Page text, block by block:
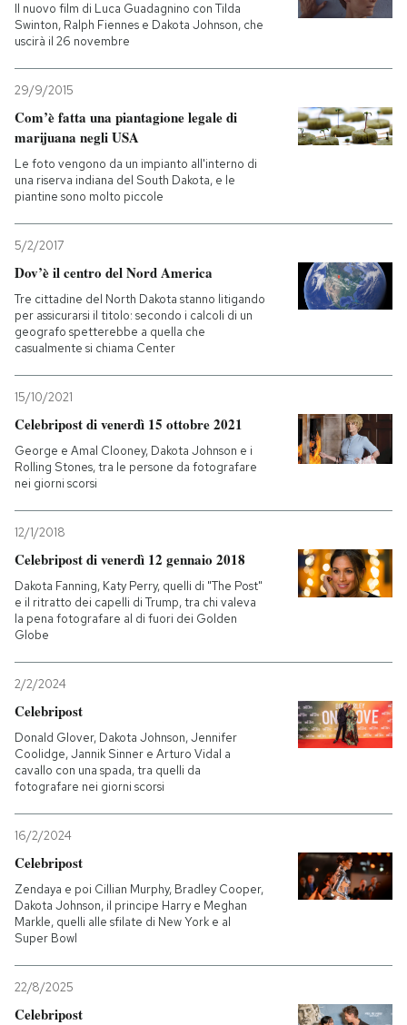
Il nuovo film di Luca Guadagnino con Tilda
Swinton, Ralph Fiennes e Dakota Johnson, che
uscirà il 26 novembre
29/9/2015
Com’è fatta una piantagione legale di
marijuana negli USA
Le foto vengono da un impianto all'interno di
una riserva indiana del South Dakota, e le
piantine sono molto piccole
5/2/2017
Dov’è il centro del Nord America
Tre cittadine del North Dakota stanno litigando
per assicurarsi il titolo: secondo i calcoli di un
geografo spetterebbe a quella che
casualmente si chiama Center
15/10/2021
Celebripost di venerdì 15 ottobre 2021
George e Amal Clooney, Dakota Johnson e i
Rolling Stones, tra le persone da fotografare
nei giorni scorsi
12/1/2018
Celebripost di venerdì 12 gennaio 2018
Dakota Fanning, Katy Perry, quelli di "The Post"
e il ritratto dei capelli di Trump, tra chi valeva
la pena fotografare al di fuori dei Golden
Globe
2/2/2024
Celebripost
Donald Glover, Dakota Johnson, Jennifer
Coolidge, Jannik Sinner e Arturo Vidal a
cavallo con una spada, tra quelli da
fotografare nei giorni scorsi
16/2/2024
Celebripost
Zendaya e poi Cillian Murphy, Bradley Cooper,
Dakota Johnson, il principe Harry e Meghan
Markle, quelli alle sfilate di New York e al
Super Bowl
22/8/2025
Celebripost